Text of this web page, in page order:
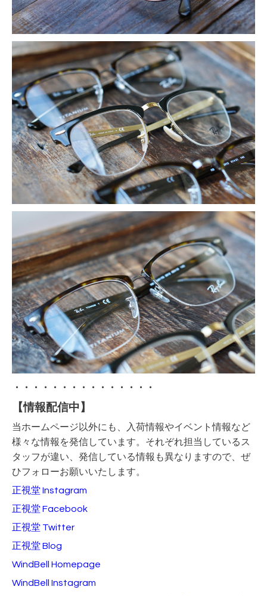
・・・・・・・・・・・・・・・
【情報配信中】
当ホームページ以外にも、入荷情報やイベント情報など
様々な情報を発信しています。それぞれ担当しているス
タッフが違い、発信している情報も異なりますので、ぜ
ひフォローお願いいたします。
正視堂 Instagram
正視堂 Facebook
正視堂 Twitter
正視堂 Blog
WindBell Homepage
WindBell Instagram